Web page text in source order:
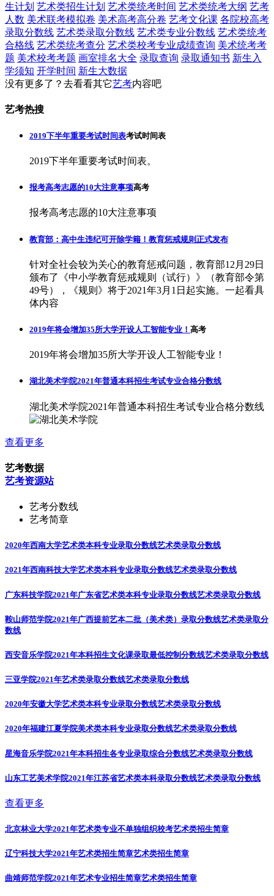
生计划 艺术类招生计划 艺术类统考时间 艺术类统考大纲 艺考
人数 美术联考模拟卷 美术高考高分卷 艺考文化课 各院校高考
录取分数线 艺术类录取分数线 艺术类专业分数线 艺术类统考
合格线 艺术类统考查分 艺术类校考专业成绩查询 美术统考考
题 美术校考考题 画室排名大全 录取查询 录取通知书 新生入
学须知 开学时间 新生大数据
没有更多了？去看看其它艺考内容吧
艺考热搜
2019下半年重要考试时间表考试时间表
2019下半年重要考试时间表。
报考高考志愿的10大注意事项高考
报考高考志愿的10大注意事项
教育部：高中生违纪可开除学籍！教育惩戒规则正式发布
针对全社会较为关心的教育惩戒问题，教育部12月29日
颁布了《中小学教育惩戒规则（试行）》（教育部令第
49号），《规则》将于2021年3月1日起实施。一起看具
体内容
2019年将会增加35所大学开设人工智能专业！ 高考
2019年将会增加35所大学开设人工智能专业！
湖北美术学院2021年普通本科招生考试专业合格分数线
湖北美术学院2021年普通本科招生考试专业合格分数线
查看更多
艺考数据
艺考资源站
艺考分数线
艺考简章
2020年西南大学艺术类本科专业录取分数线艺术类录取分数线
2021年西南科技大学艺术类本科专业录取分数线艺术类录取分数线
广东科技学院2021年广东省艺术类本科专业录取分数线艺术类录取分数线
鞍山师范学院2021年广西提前艺本二批（美术类）录取分数线艺术类录取分
数线
西安音乐学院2021年本科招生文化课录取最低控制分数线艺术类录取分数线
三亚学院2021年艺术类录取分数线艺术类录取分数线
2020年安徽大学艺术类本科专业录取分数线艺术类录取分数线
2020年福建江夏学院美术类本科专业录取分数线艺术类录取分数线
星海音乐学院2021年本科招生各专业录取综合分数线艺术类录取分数线
山东工艺美术学院2021年江苏省艺术类本科录取分数线艺术类录取分数线
查看更多
北京林业大学2021年艺术类专业不单独组织校考艺术类招生简章
辽宁科技大学2021年艺术类招生简章艺术类招生简章
曲靖师范学院2021年艺术专业招生简章艺术类招生简章